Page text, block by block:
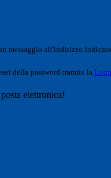
messaggio all'indirizzo
della password tramite la
elettronica!